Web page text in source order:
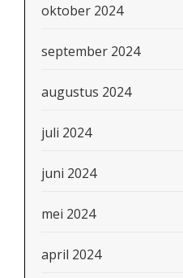
oktober 2024
september 2024
augustus 2024
juli 2024
juni 2024
mei 2024
april 2024